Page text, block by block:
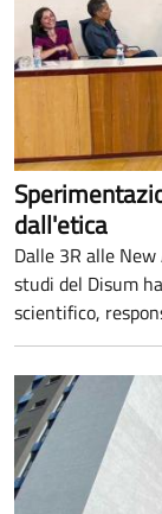
dall'etica
Dalle 3R alle
studi del Disum
scientifico,